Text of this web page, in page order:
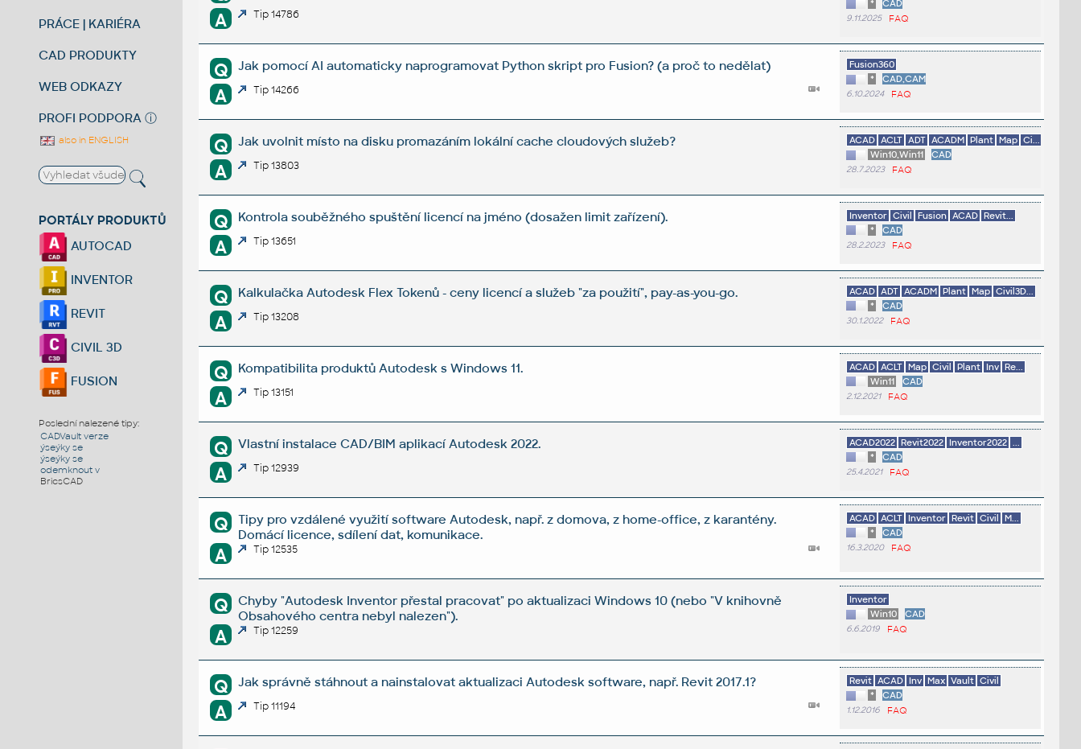
PRÁCE | KARIÉRA
CAD PRODUKTY
WEB ODKAZY
PROFI PODPORA ⓘ
also in ENGLISH
PORTÁLY PRODUKTŮ
AUTOCAD
INVENTOR
REVIT
CIVIL 3D
FUSION
Poslední nalezené tipy:
CADVault verze
ýseýky se
ýseýky se
odemknout v
BricsCAD
A Tip 14786
*
CAD
9.11.2025 FAQ
Q Jak pomocí AI automaticky naprogramovat Python skript pro Fusion? (a proč to nedělat)
A Tip 14266
Fusion360
*
CAD,CAM
6.10.2024 FAQ
Q Jak uvolnit místo na disku promazáním lokální cache cloudových služeb?
A Tip 13803
ACAD ACLT ADT ACADM Plant Map Ci...
Win10,Win11
CAD
28.7.2023 FAQ
Q Kontrola souběžného spuštění licencí na jméno (dosažen limit zařízení).
A Tip 13651
Inventor Civil Fusion ACAD Revit...
*
CAD
28.2.2023 FAQ
Q Kalkulačka Autodesk Flex Tokenů - ceny licencí a služeb "za použití", pay-as-you-go.
A Tip 13208
ACAD ADT ACADM Plant Map Civil3D...
*
CAD
30.1.2022 FAQ
Q Kompatibilita produktů Autodesk s Windows 11.
A Tip 13151
ACAD ACLT Map Civil Plant Inv Re...
Win11
CAD
2.12.2021 FAQ
Q Vlastní instalace CAD/BIM aplikací Autodesk 2022.
A Tip 12939
ACAD2022 Revit2022 Inventor2022
*
CAD
25.4.2021 FAQ
Q
Tipy pro vzdálené využití software Autodesk, např. z domova, z home-office, z karantény.
Domácí licence, sdílení dat, komunikace.
A Tip 12535
ACAD ACLT Inventor Revit Civil M...
*
CAD
16.3.2020 FAQ
Q
Chyby "Autodesk Inventor přestal pracovat" po aktualizaci Windows 10 (nebo "V knihovně
Obsahového centra nebyl nalezen").
A Tip 12259
Inventor
Win10
CAD
6.6.2019 FAQ
Q Jak správně stáhnout a nainstalovat aktualizaci Autodesk software, např. Revit 2017.1?
A Tip 11194
Revit ACAD Inv Max Vault Civil
*
CAD
1.12.2016 FAQ